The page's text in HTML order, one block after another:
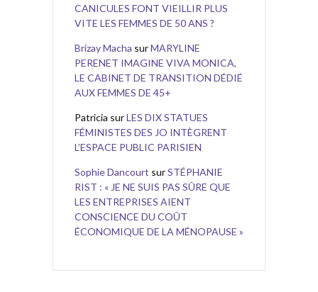
CANICULES FONT VIEILLIR PLUS
VITE LES FEMMES DE 50 ANS ?
Brizay Macha surMARYLINE
PERENET IMAGINE VIVA MONICA,
LE CABINET DE TRANSITION DÉDIÉ
AUX FEMMES DE 45+
Patricia surLES DIX STATUES
FÉMINISTES DES JO INTÈGRENT
L’ESPACE PUBLIC PARISIEN
Sophie Dancourt surSTÉPHANIE
RIST : « JE NE SUIS PAS SÛRE QUE
LES ENTREPRISES AIENT
CONSCIENCE DU COÛT
ÉCONOMIQUE DE LA MÉNOPAUSE »